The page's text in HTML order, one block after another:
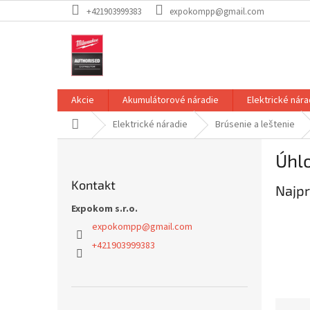
na
+421903999383 expokompp@gmail.com
Akcie Akumulátorové náradie Elektrické
DomovElektrické náradie Brúsenie a leštenie
Kontakt
Expokom s.r.o.
expokompp@gmail.com
+421903999383